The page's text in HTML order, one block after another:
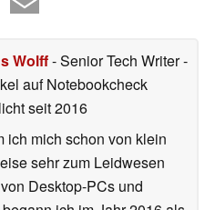
Wolff- Senior Tech Writer-
auf Notebookcheck
seit 2016
ich mich schon von klein
sehr zum Leidwesen
Desktop-PCs und